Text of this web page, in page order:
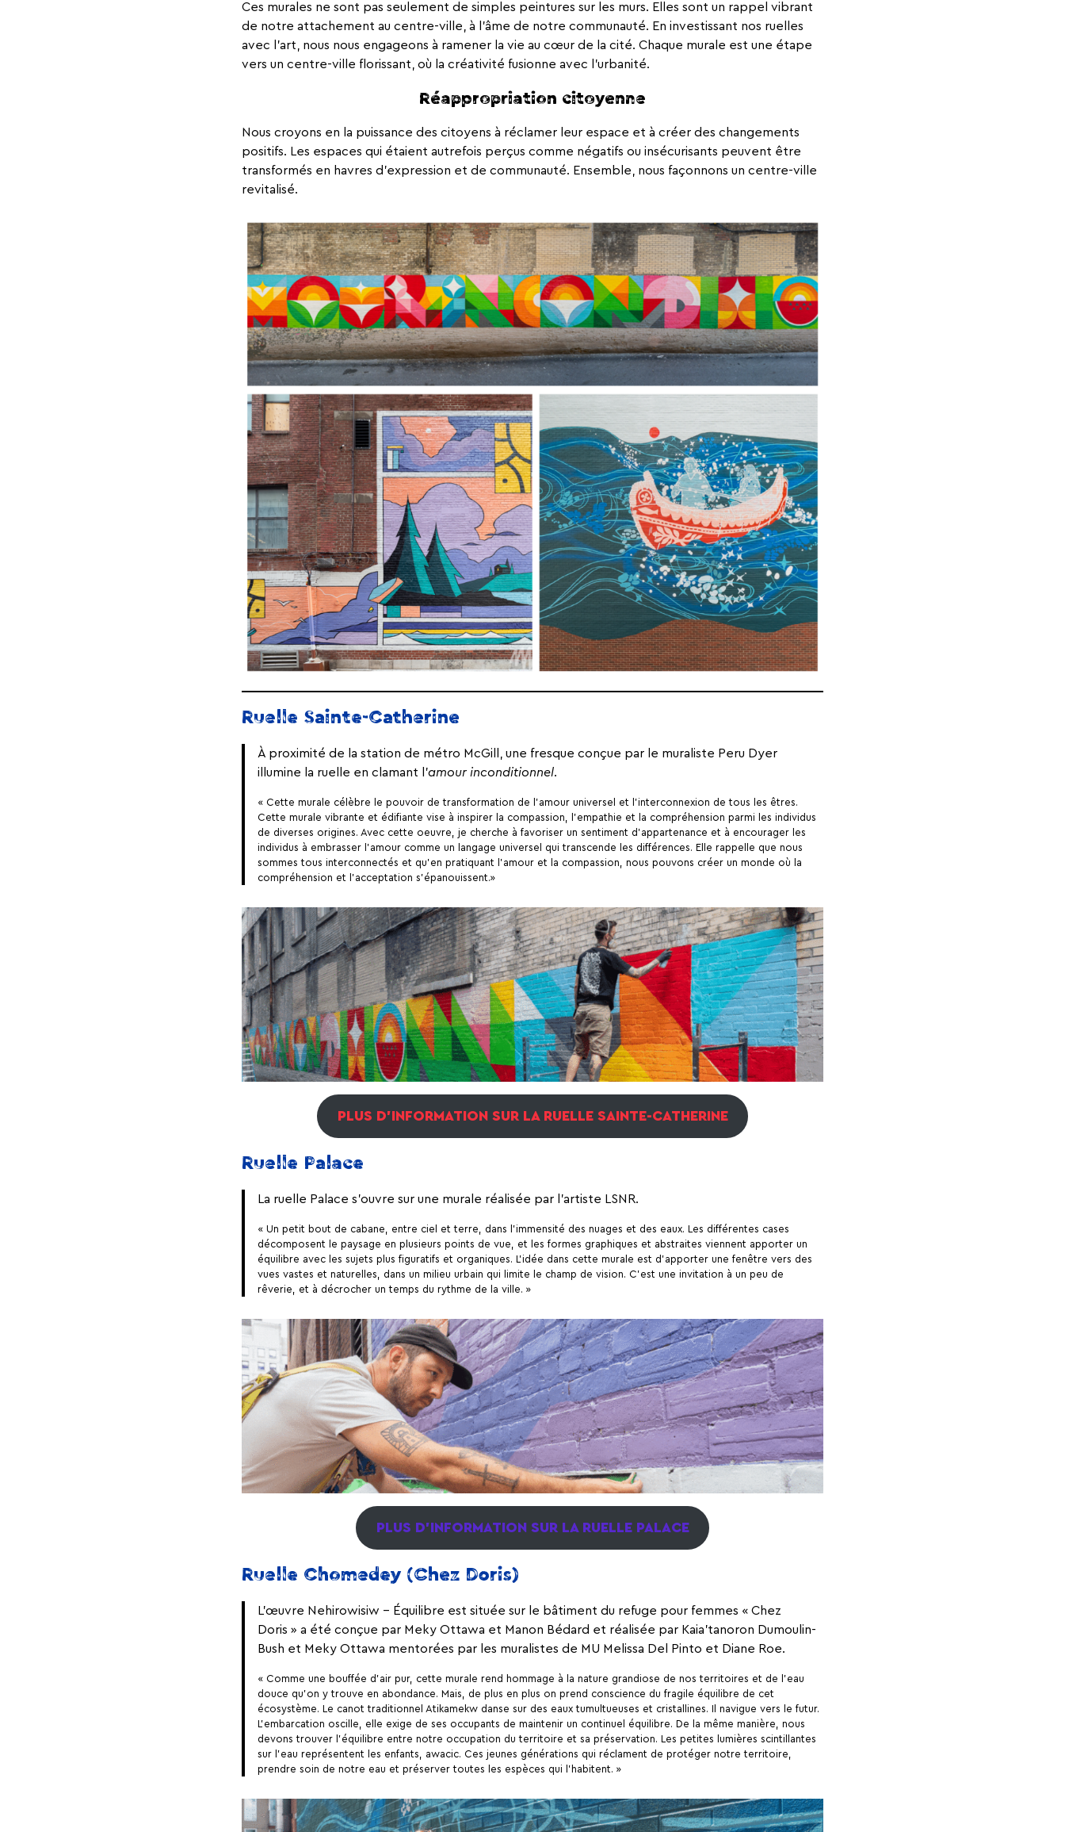
Ces murales ne sont pas seulement de simples peintures sur les murs. Elles sont un rappel vibrant
de notre attachement au centre-ville, à l’âme de notre communauté. En investissant nos ruelles
avec l’art, nous nous engageons à ramener la vie au cœur de la cité. Chaque murale est une étape
vers un centre-ville florissant, où la créativité fusionne avec l’urbanité.
Réappropriation citoyenne
Nous croyons en la puissance des citoyens à réclamer leur espace et à créer des changements
positifs. Les espaces qui étaient autrefois perçus comme négatifs ou insécurisants peuvent être
transformés en havres d’expression et de communauté. Ensemble, nous façonnons un centre-ville
revitalisé.
Ruelle Sainte-Catherine
À proximité de la station de métro McGill, une fresque conçue par le muraliste Peru Dyer
illumine la ruelle en clamant l’amour inconditionnel.
« Cette murale célèbre le pouvoir de transformation de l’amour universel et l’interconnexion de tous les êtres.
Cette murale vibrante et édifiante vise à inspirer la compassion, l’empathie et la compréhension parmi les individus
de diverses origines. Avec cette oeuvre, je cherche à favoriser un sentiment d’appartenance et à encourager les
individus à embrasser l’amour comme un langage universel qui transcende les différences. Elle rappelle que nous
sommes tous interconnectés et qu’en pratiquant l’amour et la compassion, nous pouvons créer un monde où la
compréhension et l’acceptation s’épanouissent.»
PLUS D’INFORMATION SUR LA RUELLE SAINTE-CATHERINE
Ruelle Palace
La ruelle Palace s’ouvre sur une murale réalisée par l’artiste LSNR.
« Un petit bout de cabane, entre ciel et terre, dans l’immensité des nuages et des eaux. Les différentes cases
décomposent le paysage en plusieurs points de vue, et les formes graphiques et abstraites viennent apporter un
équilibre avec les sujets plus figuratifs et organiques. L’idée dans cette murale est d’apporter une fenêtre vers des
vues vastes et naturelles, dans un milieu urbain qui limite le champ de vision. C’est une invitation à un peu de
rêverie, et à décrocher un temps du rythme de la ville. »
PLUS D’INFORMATION SUR LA RUELLE PALACE
Ruelle Chomedey (Chez Doris)
L’œuvre Nehirowisiw – Équilibre est située sur le bâtiment du refuge pour femmes « Chez
Doris » a été conçue par Meky Ottawa et Manon Bédard et réalisée par Kaia’tanoron Dumoulin-
Bush et Meky Ottawa mentorées par les muralistes de MU Melissa Del Pinto et Diane Roe.
« Comme une bouffée d’air pur, cette murale rend hommage à la nature grandiose de nos territoires et de l’eau
douce qu’on y trouve en abondance. Mais, de plus en plus on prend conscience du fragile équilibre de cet
écosystème. Le canot traditionnel Atikamekw danse sur des eaux tumultueuses et cristallines. Il navigue vers le futur.
L’embarcation oscille, elle exige de ses occupants de maintenir un continuel équilibre. De la même manière, nous
devons trouver l’équilibre entre notre occupation du territoire et sa préservation. Les petites lumières scintillantes
sur l’eau représentent les enfants, awacic. Ces jeunes générations qui réclament de protéger notre territoire,
prendre soin de notre eau et préserver toutes les espèces qui l’habitent. »